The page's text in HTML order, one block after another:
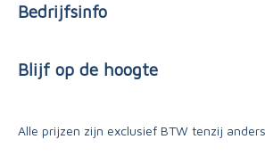
Bedrijfsinfo
Blijf op de hoogte
Alle prijzen zijn exclusief BTW tenzij